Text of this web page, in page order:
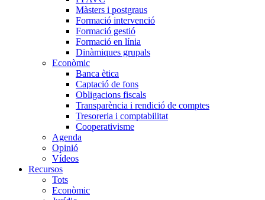
Màsters i postgraus
Formació intervenció
Formació gestió
Formació en línia
Dinàmiques grupals
Econòmic
Banca ètica
Captació de fons
Obligacions fiscals
Transparència i rendició de comptes
Tresoreria i comptabilitat
Cooperativisme
Agenda
Opinió
Vídeos
Recursos
Tots
Econòmic